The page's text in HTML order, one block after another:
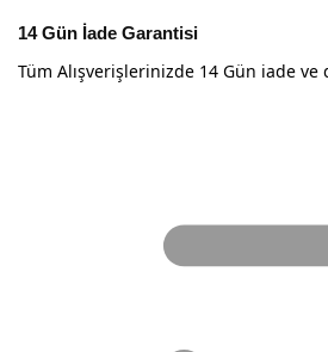
14 Gün İade Garantisi
Tüm Alışverişlerinizde 14 Gün iade